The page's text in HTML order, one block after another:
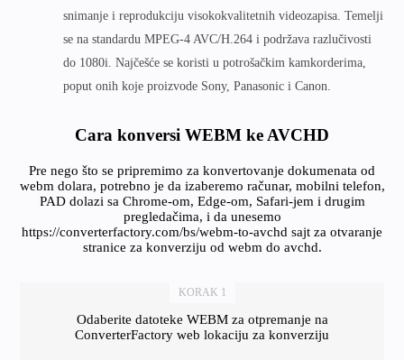
snimanje i reprodukciju visokokvalitetnih videozapisa. Temelji
se na standardu MPEG-4 AVC/H.264 i podržava razlučivosti
do 1080i. Najčešće se koristi u potrošačkim kamkorderima,
poput onih koje proizvode Sony, Panasonic i Canon.
Cara konversi WEBM ke AVCHD
Pre nego što se pripremimo za konvertovanje dokumenata od
webm dolara, potrebno je da izaberemo računar, mobilni telefon,
PAD dolazi sa Chrome-om, Edge-om, Safari-jem i drugim
pregledačima, i da unesemo
https://converterfactory.com/bs/webm-to-avchd sajt za otvaranje
stranice za konverziju od webm do avchd.
KORAK 1
Odaberite datoteke WEBM za otpremanje na
ConverterFactory web lokaciju za konverziju